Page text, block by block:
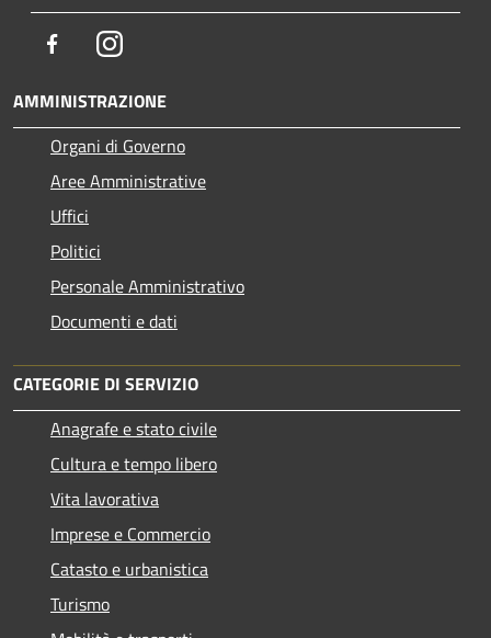
FacebookInstagram
AMMINISTRAZIONE
Organi di Governo
Aree Amministrative
Uffici
Politici
Personale Amministrativo
Documenti e dati
CATEGORIE DI SERVIZIO
Anagrafe e stato civile
Cultura e tempo libero
Vita lavorativa
Imprese e Commercio
Catasto e urbanistica
Turismo